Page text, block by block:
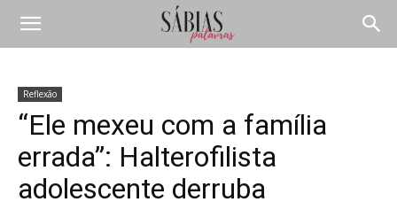
Reflexão
“Ele mexeu com a família
errada”: Halterofilista
adolescente derruba